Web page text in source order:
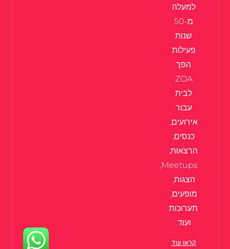
למעלה
מ-50
שנות
פעילות
הפך
ZOA
לבית
עבור
אירועים,
כנסים,
הרצאות,
Meetups,
הצגות,
מופעים,
תערוכות
ועוד.
קראו עוד